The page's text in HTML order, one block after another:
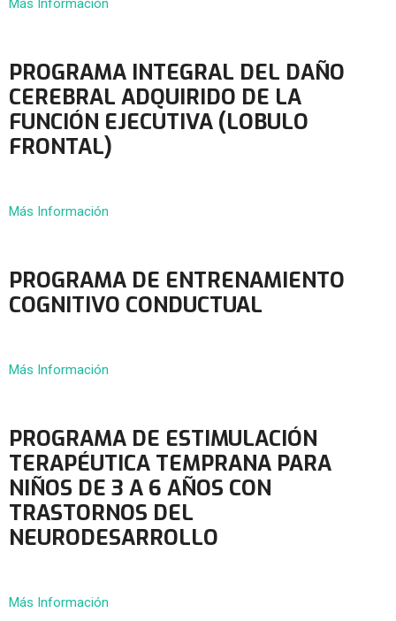
Más Información
PROGRAMA INTEGRAL DEL DAÑO
CEREBRAL ADQUIRIDO DE LA
FUNCIÓN EJECUTIVA (LOBULO
FRONTAL)
Más Información
PROGRAMA DE ENTRENAMIENTO
COGNITIVO CONDUCTUAL
Más Información
PROGRAMA DE ESTIMULACIÓN
TERAPÉUTICA TEMPRANA PARA
NIÑOS DE 3 A 6 AÑOS CON
TRASTORNOS DEL
NEURODESARROLLO
Más Información